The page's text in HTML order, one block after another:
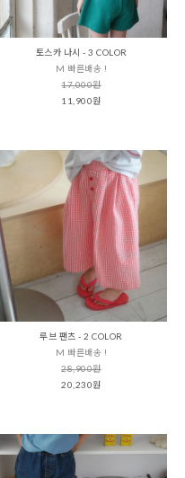
토스카 나시 - 3 COLOR
M 빠른배송 !
17,000원
11,900원
루브 팬츠 - 2 COLOR
M 빠른배송 !
28,900원
20,230원